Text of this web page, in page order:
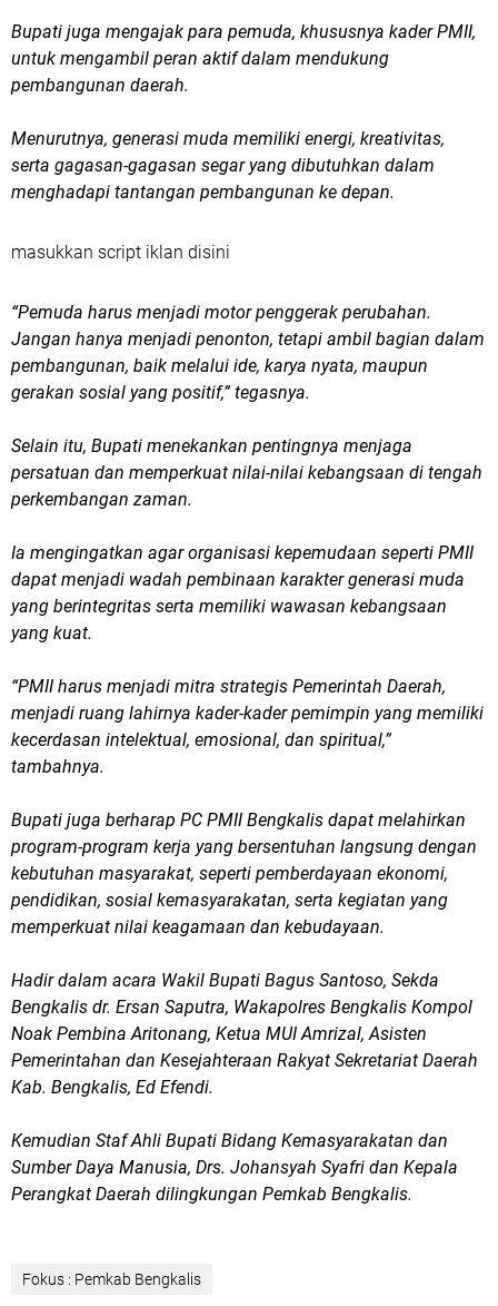
Bupati juga mengajak para pemuda, khususnya kader PMII,
untuk mengambil peran aktif dalam mendukung
pembangunan daerah.
Menurutnya, generasi muda memiliki energi, kreativitas,
serta gagasan-gagasan segar yang dibutuhkan dalam
menghadapi tantangan pembangunan ke depan.
masukkan script iklan disini
“Pemuda harus menjadi motor penggerak perubahan.
Jangan hanya menjadi penonton, tetapi ambil bagian dalam
pembangunan, baik melalui ide, karya nyata, maupun
gerakan sosial yang positif,” tegasnya.
Selain itu, Bupati menekankan pentingnya menjaga
persatuan dan memperkuat nilai-nilai kebangsaan di tengah
perkembangan zaman.
Ia mengingatkan agar organisasi kepemudaan seperti PMII
dapat menjadi wadah pembinaan karakter generasi muda
yang berintegritas serta memiliki wawasan kebangsaan
yang kuat.
“PMII harus menjadi mitra strategis Pemerintah Daerah,
menjadi ruang lahirnya kader-kader pemimpin yang memiliki
kecerdasan intelektual, emosional, dan spiritual,”
tambahnya.
Bupati juga berharap PC PMII Bengkalis dapat melahirkan
program-program kerja yang bersentuhan langsung dengan
kebutuhan masyarakat, seperti pemberdayaan ekonomi,
pendidikan, sosial kemasyarakatan, serta kegiatan yang
memperkuat nilai keagamaan dan kebudayaan.
Hadir dalam acara Wakil Bupati Bagus Santoso, Sekda
Bengkalis dr. Ersan Saputra, Wakapolres Bengkalis Kompol
Noak Pembina Aritonang, Ketua MUI Amrizal, Asisten
Pemerintahan dan Kesejahteraan Rakyat Sekretariat Daerah
Kab. Bengkalis, Ed Efendi.
Kemudian Staf Ahli Bupati Bidang Kemasyarakatan dan
Sumber Daya Manusia, Drs. Johansyah Syafri dan Kepala
Perangkat Daerah dilingkungan Pemkab Bengkalis.
Fokus : Pemkab Bengkalis